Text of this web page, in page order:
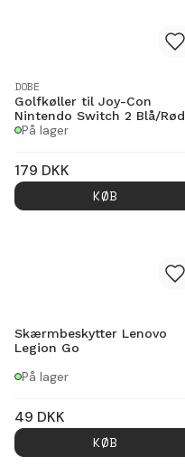
DOBE
Golfkøller til Joy-Con
Nintendo Switch 2 Blå/Rød
På lager
179 DKK
KØB
Skærmbeskytter Lenovo
Legion Go
På lager
49 DKK
KØB